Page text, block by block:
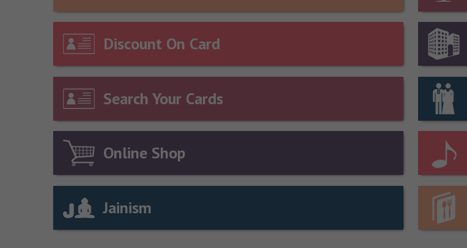
Discount On Card
Search Your Cards
Online Shop
Jainism